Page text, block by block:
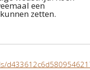
een
zetten.